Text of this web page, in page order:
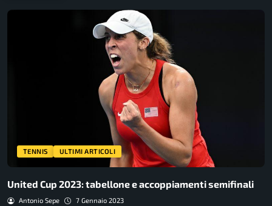
TENNIS ULTIMI ARTICOLI
United Cup 2023: tabellone e accoppiamenti semifinali
Antonio Sepe 7 Gennaio 2023